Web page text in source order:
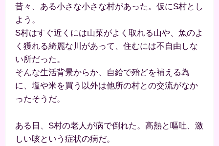
昔々、ある小さな小さな村があった。仮にS村とし
よう。
S村はすぐ近くには山菜がよく取れる山や、魚のよ
く獲れる綺麗な川があって、住むには不自由しな
い所だった。
そんな生活背景からか、自給で殆どを補える為
に、塩や米を買う以外は他所の村との交流がなか
ったそうだ。
ある日、S村の老人が病で倒れた。高熱と嘔吐、激
しい咳という症状の病だ。